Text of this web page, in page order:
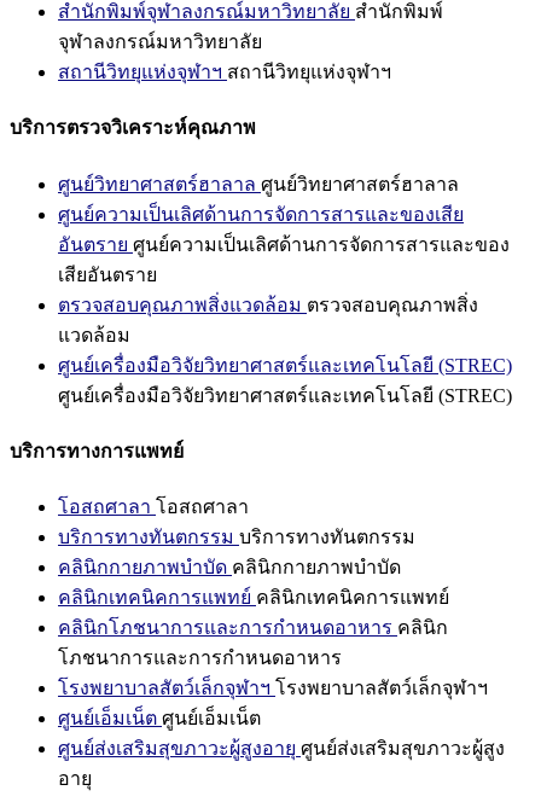
สำนักพิมพ์จุฬาลงกรณ์มหาวิทยาลัย สำนักพิมพ์
จุฬาลงกรณ์มหาวิทยาลัย
สถานีวิทยุแห่งจุฬาฯ สถานีวิทยุแห่งจุฬาฯ
บริการตรวจวิเคราะห์คุณภาพ
ศูนย์วิทยาศาสตร์ฮาลาล ศูนย์วิทยาศาสตร์ฮาลาล
ศูนย์ความเป็นเลิศด้านการจัดการสารและของเสีย
อันตราย ศูนย์ความเป็นเลิศด้านการจัดการสารและของ
เสียอันตราย
ตรวจสอบคุณภาพสิ่งแวดล้อม ตรวจสอบคุณภาพสิ่ง
แวดล้อม
ศูนย์เครื่องมือวิจัยวิทยาศาสตร์และเทคโนโลยี (STREC)
ศูนย์เครื่องมือวิจัยวิทยาศาสตร์และเทคโนโลยี (STREC)
บริการทางการแพทย์
โอสถศาลา โอสถศาลา
บริการทางทันตกรรม บริการทางทันตกรรม
คลินิกกายภาพบำบัด คลินิกกายภาพบำบัด
คลินิกเทคนิคการแพทย์ คลินิกเทคนิคการแพทย์
คลินิกโภชนาการและการกำหนดอาหาร คลินิก
โภชนาการและการกำหนดอาหาร
โรงพยาบาลสัตว์เล็กจุฬาฯ โรงพยาบาลสัตว์เล็กจุฬาฯ
ศูนย์เอ็มเน็ต ศูนย์เอ็มเน็ต
ศูนย์ส่งเสริมสุขภาวะผู้สูงอายุ ศูนย์ส่งเสริมสุขภาวะผู้สูง
อายุ